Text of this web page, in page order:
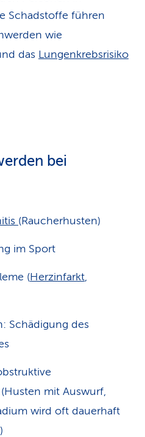
Schadstoffe führen
wie
das Lungenkrebsrisiko
bei
(Raucherhusten)
im Sport
(Herzinfarkt,
Schädigung des
mit Auswurf,
wird oft dauerhaft